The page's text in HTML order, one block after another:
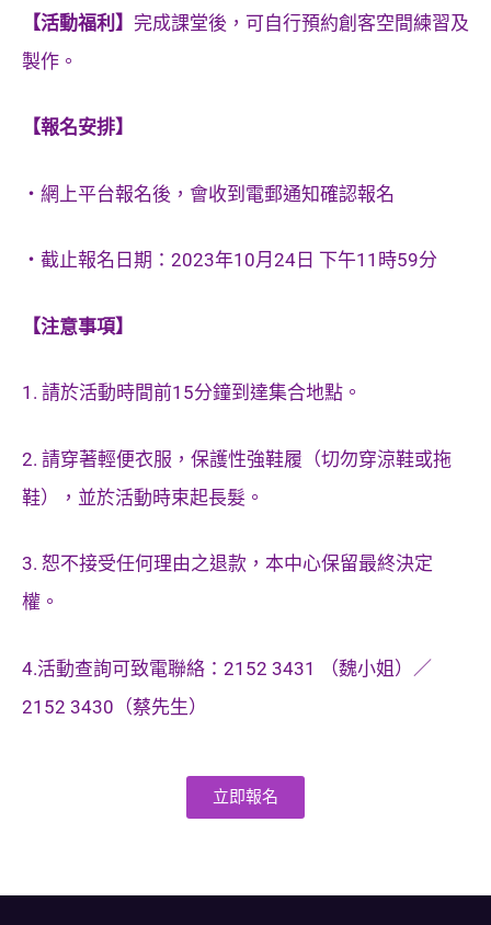
【活動福利】 完成課堂後，可自行預約創客空間練習及
製作。
【報名安排】
・網上平台報名後，會收到電郵通知確認報名
・截止報名日期：2023年10月24日 下午11時59分
【注意事項】
1. 請於活動時間前15分鐘到達集合地點。
2. 請穿著輕便衣服，保護性強鞋履（切勿穿涼鞋或拖
鞋），並於活動時束起長髮。
3. 恕不接受任何理由之退款，本中心保留最終決定
權。
4.活動查詢可致電聯絡：2152 3431 （魏小姐）／
2152 3430（蔡先生）
立即報名